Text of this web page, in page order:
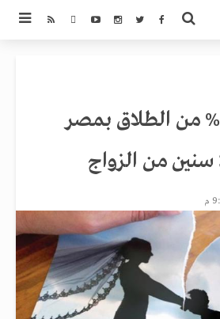
التضامن: 83% من الطلاق بمصر